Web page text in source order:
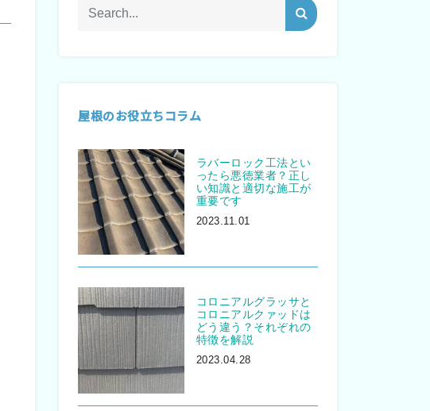
屋根のお役立ちコラム
ラバーロック工法とい
ったら悪徳業者？正し
い知識と適切な施工が
重要です
2023.11.01
コロニアルグラッサと
コロニアルクァッドは
どう違う？それぞれの
特徴を解説
2023.04.28